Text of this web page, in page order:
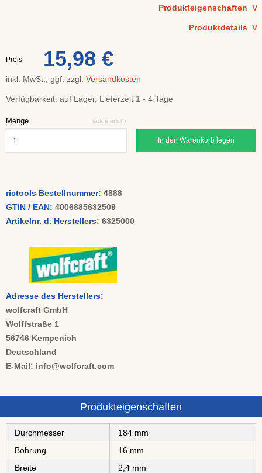
Produkteigenschaften V
Produktdetails V
Preis 15,98 €
inkl. MwSt., ggf. zzgl. Versandkosten
Verfügbarkeit: auf Lager, Lieferzeit 1 - 4 Tage
Menge (erforderlich)
In den Warenkorb legen
rictools Bestellnummer: 4888
GTIN / EAN: 4006885632509
Artikelnr. d. Herstellers: 6325000
Adresse des Herstellers:
wolfcraft GmbH
Wolffstraße 1
56746 Kempenich
Deutschland
E-Mail: info@wolfcraft.com
Produkteigenschaften
Durchmesser
184 mm
Bohrung
16 mm
Breite
2,4 mm